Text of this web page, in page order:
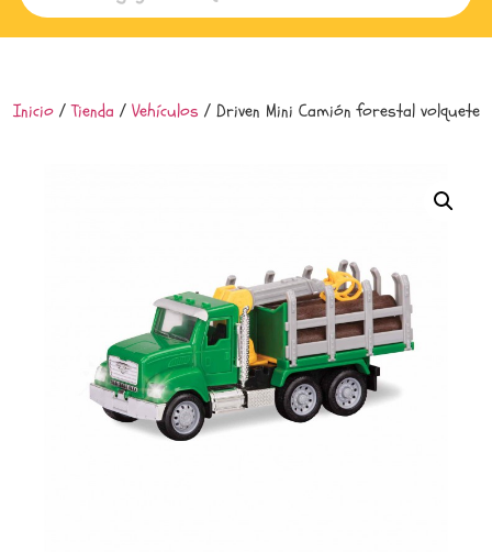
Inicio/Tienda / Vehículos / Driven Mini Camión forestal volquete